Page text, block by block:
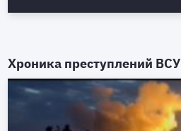
Хроника преступлений ВСУ